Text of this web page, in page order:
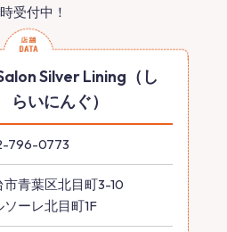
受付中！
Silver Lining（し
いにんぐ）
796-0773
市青葉区北目町3-10
ソーレ北目町1F